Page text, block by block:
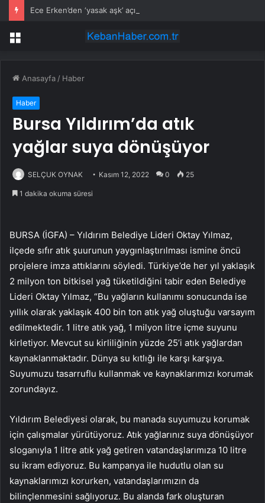
Menü
Anasayfa / Haber
Haber
Bursa Yıldırım’da atık
yağlar suya dönüşüyor
SELÇUK OYNAK Kasım 12, 2022 0 25
1 dakika okuma süresi
BURSA (İGFA) – Yıldırım Belediye Lideri Oktay Yılmaz,
ilçede sıfır atık şuurunun yaygınlaştırılması ismine öncü
projelere imza attıklarını söyledi. Türkiye’de her yıl yaklaşık
2 milyon ton bitkisel yağ tüketildiğini tabir eden Belediye
Lideri Oktay Yılmaz, “Bu yağların kullanımı sonucunda ise
yıllık olarak yaklaşık 400 bin ton atık yağ oluştuğu varsayım
edilmektedir. 1 litre atık yağ, 1 milyon litre içme suyunu
kirletiyor. Mevcut su kirliliğinin yüzde 25’i atık yağlardan
kaynaklanmaktadır. Dünya su kıtlığı ile karşı karşıya.
Suyumuzu tasarruflu kullanmak ve kaynaklarımızı korumak
zorundayız.
Yıldırım Belediyesi olarak, bu manada suyumuzu korumak
için çalışmalar yürütüyoruz. Atık yağlarınız suya dönüşüyor
sloganıyla 1 litre atık yağ getiren vatandaşlarımıza 10 litre
su ikram ediyoruz. Bu kampanya ile hudutlu olan su
kaynaklarımızı korurken, vatandaşlarımızın da
bilinçlenmesini sağlıyoruz. Bu alanda fark oluşturan